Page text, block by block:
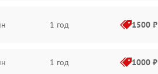
1 год 1500 ₽
1 год 1000 ₽